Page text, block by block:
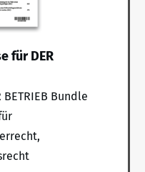
für DER
Bundle